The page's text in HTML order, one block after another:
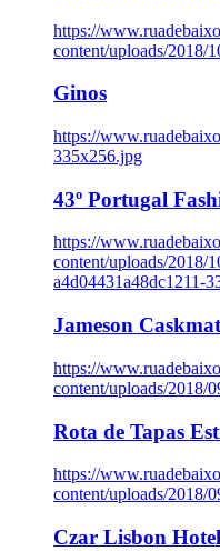
https://
content/uploads/2018/
Ginos
https://
335x256.jpg
43º Portugal
https://
content/uploads/2018/
a4d04431a48dc1211-
Jameson
https://
content/uploads/2018/
Rota de Tapas
https://
content/uploads/2018/
Czar Lisbon Hotel